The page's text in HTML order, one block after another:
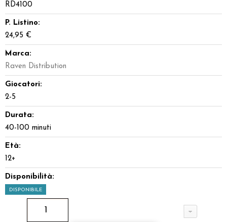
RD4100
P. Listino:
24,95 €
Marca:
Raven Distribution
Giocatori:
2-5
Durata:
40-100 minuti
Età:
12+
Disponibilità:
DISPONIBILE